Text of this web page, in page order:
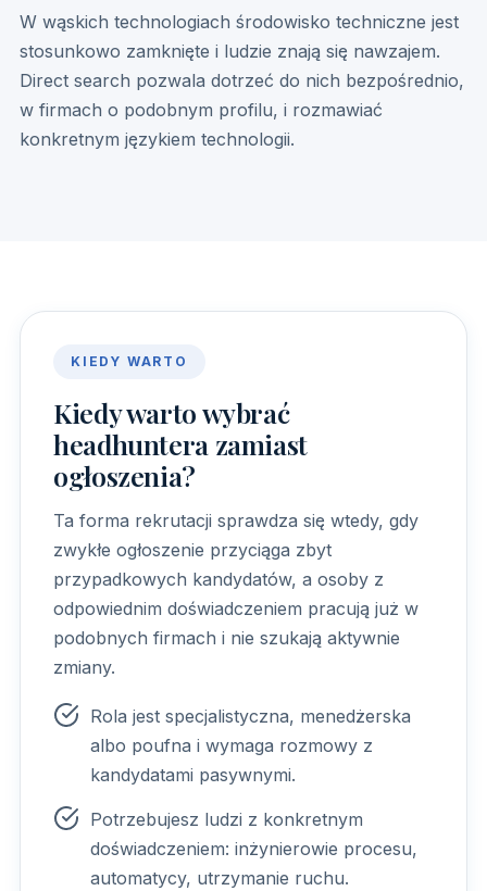
W wąskich technologiach środowisko techniczne jest
stosunkowo zamknięte i ludzie znają się nawzajem.
Direct search pozwala dotrzeć do nich bezpośrednio,
w firmach o podobnym profilu, i rozmawiać
konkretnym językiem technologii.
KIEDY WARTO
Kiedy warto wybrać
headhuntera zamiast
ogłoszenia?
Ta forma rekrutacji sprawdza się wtedy, gdy
zwykłe ogłoszenie przyciąga zbyt
przypadkowych kandydatów, a osoby z
odpowiednim doświadczeniem pracują już w
podobnych firmach i nie szukają aktywnie
zmiany.
Rola jest specjalistyczna, menedżerska
albo poufna i wymaga rozmowy z
kandydatami pasywnymi.
Potrzebujesz ludzi z konkretnym
doświadczeniem: inżynierowie procesu,
automatycy, utrzymanie ruchu.